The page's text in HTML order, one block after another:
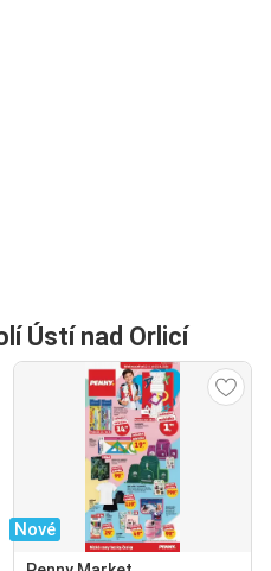
Ústí nad Orlicí
Nové